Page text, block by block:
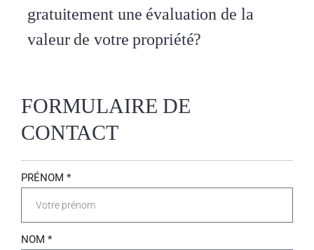
gratuitement une évaluation de la
valeur de votre propriété?
FORMULAIRE DE
CONTACT
PRÉNOM *
NOM *